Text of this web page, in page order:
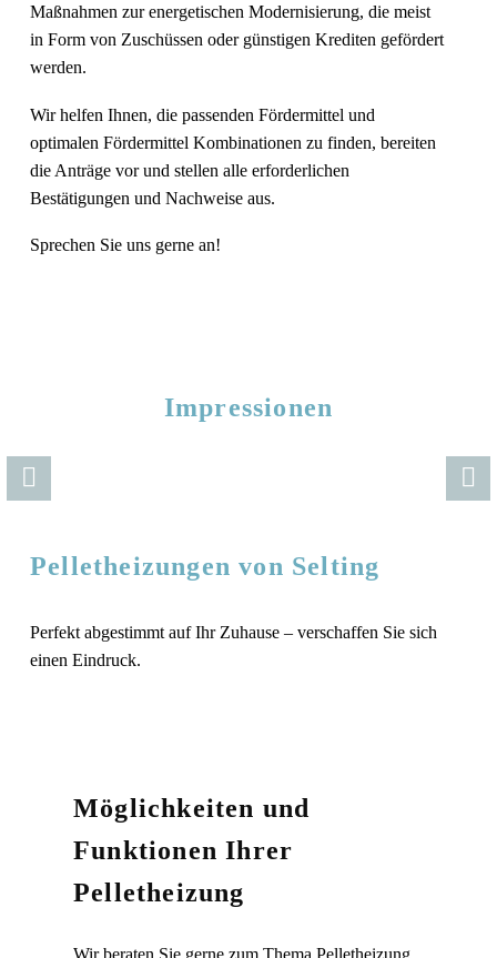
Maßnahmen zur energetischen Modernisierung, die meist
in Form von Zuschüssen oder günstigen Krediten gefördert
werden.
Wir helfen Ihnen, die passenden Fördermittel und
optimalen Fördermittel Kombinationen zu finden, bereiten
die Anträge vor und stellen alle erforderlichen
Bestätigungen und Nachweise aus.
Sprechen Sie uns gerne an!
Impressionen
Pelletheizungen von Selting
Perfekt abgestimmt auf Ihr Zuhause – verschaffen Sie sich
einen Eindruck.
Möglichkeiten und
Funktionen Ihrer
Pelletheizung